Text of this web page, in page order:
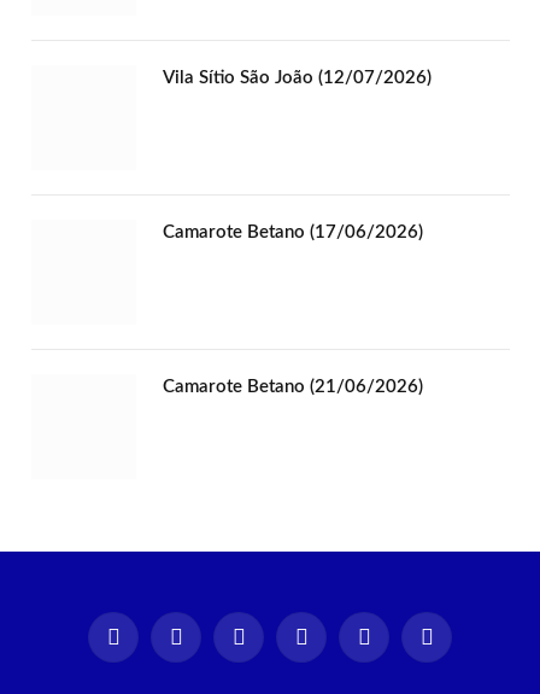
Vila Sítio São João (12/07/2026)
Camarote Betano (17/06/2026)
Camarote Betano (21/06/2026)
InstagramFacebookTikTok
X
YouTube Spotify